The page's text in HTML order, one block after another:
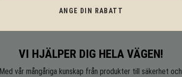
VI HJÄLPER DIG HELA VÄGEN!
Med vår mångåriga kunskap från produkter till säkerhet och
ANGE DIN RABATT